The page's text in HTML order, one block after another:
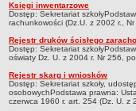
Rejestry, ewidencje,
Deklaracja
PORADNIE
Zespół Poradni
BIURO FINANSÓW OŚWIATY
Księgi inwentarzowe
Dostęp: Sekretariat
rachunkowości (Dz.U. z 2002 r.,
Rejestr druków ścisłego
Dostęp: Sekretariat
oświaty Dz. U. z 2004 r. Nr 256,
Rejestr skarg i wniosków
Dostęp: Sekretariat szkoły,
osobowychPodstawa prawna:
czerwca 1960 r. art. 254 (Dz. U. z